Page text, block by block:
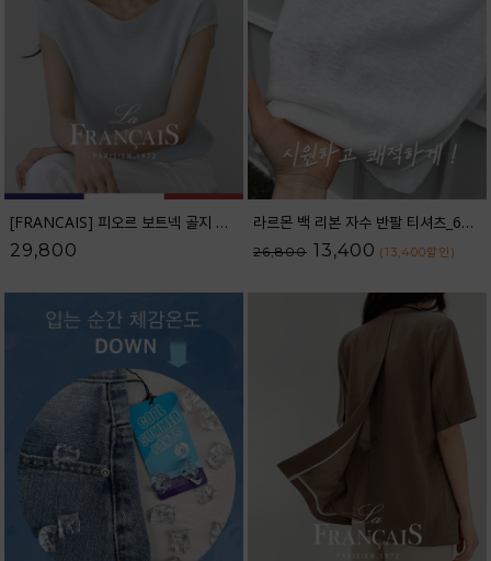
[FRANCAIS] 피오르 보트넥 골지 캡소매 니트_F6H433KN
29,800
라르몬 백 리본 자수 반팔 티셔츠_62TS2605
26,800 13,400 (13,400할인 )